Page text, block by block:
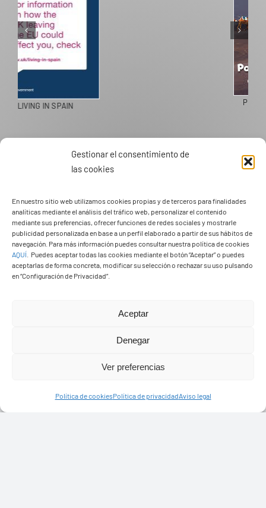
Gestionar el consentimiento de
las cookies
En nuestro sitio web utilizamos cookies propias y de terceros para finalidades
analíticas mediante el análisis del tráfico web, personalizar el contenido
mediante sus preferencias, ofrecer funciones de redes sociales y mostrarle
publicidad personalizada en base a un perfil elaborado a partir de sus hábitos de
navegación. Para más información puedes consultar nuestra política de cookies
AQUÍ
Puedes aceptar todas las cookies mediante el botón “Aceptar” o puedes
aceptarlas de forma concreta, modificar su selección o rechazar su uso pulsando
en “Configuración de Privacidad”.
Aceptar
Denegar
Ver preferencias
Política de cookiesPolítica de privacidadAviso legal
PASEOS EN CAMELLO
Pza. de Los Remedios, 1